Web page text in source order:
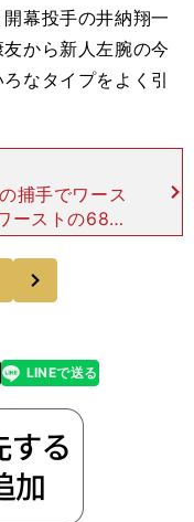
幕投手の井納翔一
から新人左腕の今
なタイプをよく引
捕手でワース
ーストの68個
減った。 １年
の存在が、D
LINEで送る